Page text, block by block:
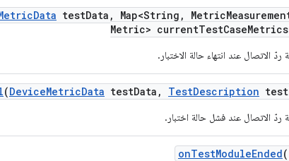
Data testData , Map<String , Metric
Metric> currentTestCase
ردّ الاتصال عند انتهاء حالة الاختبار.
(DeviceMetricData testData , TestDescription
ردّ الاتصال عند فشل حالة اختبار.
onTestModuleEnded